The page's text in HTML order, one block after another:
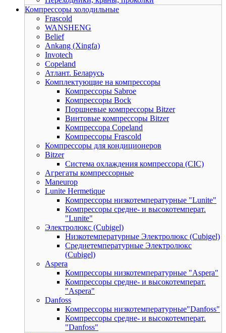
Компрессоры холодильные
Frascold
WANSHENG
Belief
Ankang (Xingfa)
Invotech
Copeland
Атлант. Беларусь
Комплектующие на компрессоры
Компрессоры Sabroe
Компрессоры Bock
Поршневые компрессоры Bitzer
Винтовые компрессоры Bitzer
Компрессора Copeland
Компрессоры Frascold
Компрессоры для кондиционеров
Bitzer
Система охлаждения компрессора (CIC)
Агрегаты компрессорные
Maneurop
Lunite Hermetique
Компрессоры низкотемпературные "Lunite"
Компрессоры средне- и высокотемперат.
"Lunite"
Электролюкс (Cubigel)
Низкотемпературные Электролюкс (Cubigel)
Среднетемпературные Электролюкс
(Cubigel)
Aspera
Компрессоры низкотемпературные "Aspera"
Компрессоры средне- и высокотемперат.
"Aspera"
Danfoss
Компрессоры низкотемпературные"Danfoss"
Компрессоры средне- и высокотемперат.
"Danfoss"